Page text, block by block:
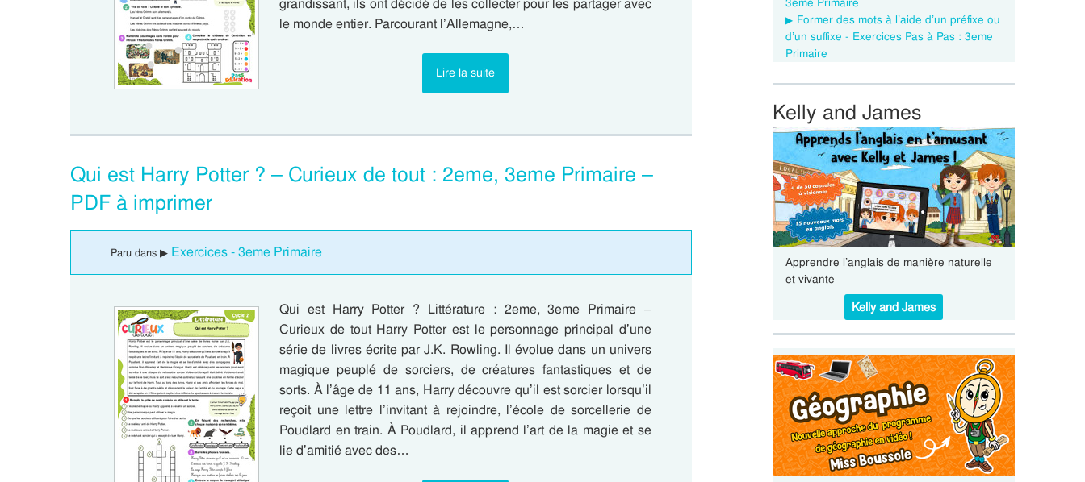
grandissant, ils ont décidé de les collecter pour les partager avec
le monde entier. Parcourant l’Allemagne,…
Lire la suite
Qui est Harry Potter ? – Curieux de tout : 2eme, 3eme Primaire –
PDF à imprimer
Paru dans ▶ Exercices - 3eme Primaire
Qui est Harry Potter ? Littérature : 2eme, 3eme Primaire –
Curieux de tout Harry Potter est le personnage principal d’une
série de livres écrite par J.K. Rowling. Il évolue dans un univers
magique peuplé de sorciers, de créatures fantastiques et de
sorts. À l’âge de 11 ans, Harry découvre qu’il est sorcier lorsqu’il
reçoit une lettre l’invitant à rejoindre, l’école de sorcellerie de
Poudlard en train. À Poudlard, il apprend l’art de la magie et se
lie d’amitié avec des…
Former des mots à l’aide d’un préfixe ou
d’un suffixe - Exercices Pas à Pas : 3eme
Primaire
Kelly and James
Apprendre l’anglais de manière naturelle
et vivante
Kelly and James